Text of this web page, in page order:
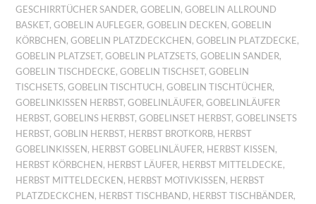
GESCHIRRTÜCHER SANDER,GOBELIN ,GOBELIN ALLROUND
BASKET,GOBELIN AUFLEGER,GOBELIN DECKEN ,GOBELIN
KÖRBCHEN ,GOBELIN PLATZDECKCHEN ,GOBELIN PLATZDECKE,
GOBELIN PLATZSET,GOBELIN PLATZSETS,GOBELIN SANDER,
GOBELIN TISCHDECKE,GOBELIN TISCHSET,GOBELIN
TISCHSETS,GOBELIN TISCHTUCH ,GOBELIN TISCHTÜCHER,
GOBELINKISSEN HERBST,GOBELINLÄUFER,GOBELINLÄUFER
HERBST,GOBELINS HERBST,GOBELINSET HERBST,GOBELINSETS
HERBST,GOBLIN HERBST, HERBST BROTKORB, HERBST
GOBELINKISSEN , HERBST GOBELINLÄUFER, HERBST KISSEN ,
HERBST KÖRBCHEN , HERBST LÄUFER, HERBST MITTELDECKE,
HERBST MITTELDECKEN , HERBST MOTIVKISSEN , HERBST
PLATZDECKCHEN , HERBST TISCHBAND, HERBST TISCHBÄNDER,